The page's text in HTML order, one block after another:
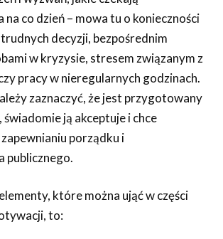
na co dzień – mowa tu o konieczności
decyzji, bezpośrednim
w kryzysie, stresem związanym z
pracy w nieregularnych godzinach.
zaznaczyć, że jest przygotowany
świadomie ją akceptuje i chce
porządku i
publicznego.
które można ująć w części
to: